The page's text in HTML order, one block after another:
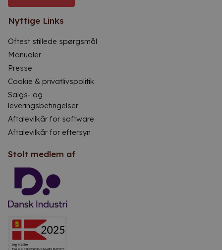
Nyttige Links
Oftest stillede spørgsmål
Manualer
Presse
Cookie & privatlivspolitik
Salgs- og
leveringsbetingelser
Aftalevilkår for software
Aftalevilkår for eftersyn
Stolt medlem af